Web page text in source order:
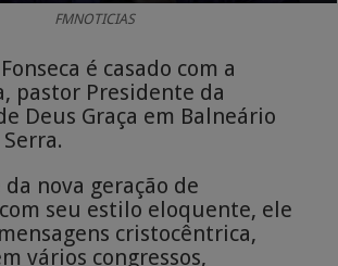
FMNOTICIAS
é casado com a
pastor Presidente da
Deus Graça em Balneário
nova geração de
seu estilo eloquente, ele
cristocêntrica,
vários congressos,